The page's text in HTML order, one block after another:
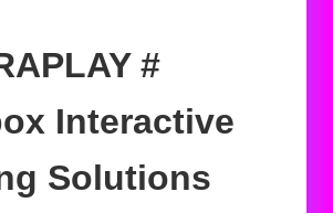
#
Interactive
Solutions